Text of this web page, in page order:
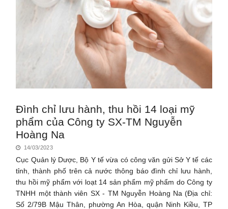
Đình chỉ lưu hành, thu hồi 14 loại mỹ
phẩm của Công ty SX-TM Nguyễn
Hoàng Na
14/03/2023
Cục Quản lý Dược, Bộ Y tế vừa có công văn gửi Sở Y tế các
tỉnh, thành phố trên cả nước thông báo đình chỉ lưu hành,
thu hồi mỹ phẩm với loạt 14 sản phẩm mỹ phẩm do Công ty
TNHH một thành viên SX - TM Nguyễn Hoàng Na (Địa chỉ:
Số 2/79B Mậu Thân, phường An Hòa, quận Ninh Kiều, TP